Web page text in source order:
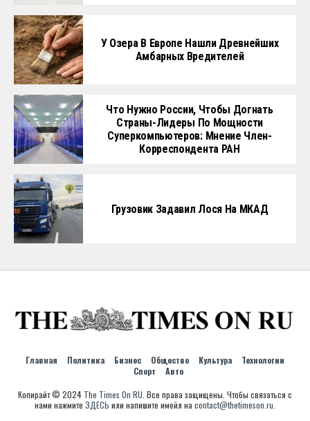
У Озера В Европе Нашли Древнейших
Амбарных Вредителей
Что Нужно России, Чтобы Догнать
Страны-Лидеры По Мощности
Суперкомпьютеров: Мнение Член-
Корреспондента РАН
Грузовик Задавил Лося На МКАД
Главная Политика Бизнес Общество Культура
Технологии
Спорт
Авто
Копирайт © 2024 The Times On RU . Все права защищены. Чтобы связаться с
нами нажмите ЗДЕСЬ или напишите имейл на contact@thetimeson.ru